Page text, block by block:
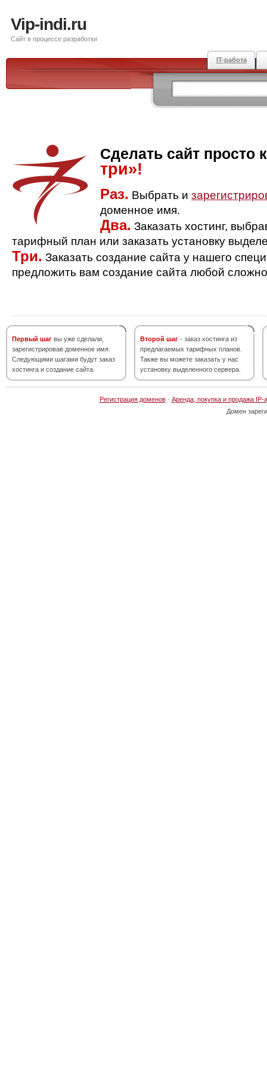
Vip-indi.ru
Сайт в процессе разработки
IT-работа
Сделать сайт просто
три»!
Раз. Выбрать и
доменное имя.
Два. Заказать хостинг,
тарифный план или заказать установку
Три. Заказать создание сайта у нашего
предложить вам создание сайта любой
Первый шаг вы уже сделали,
зарегистрировав доменное имя.
Следующими шагами будут заказ
хостинга и создание сайта.
Второй шаг - заказ хостинга из
предлагаемых тарифных планов.
Также вы можете заказать у нас
установку выделенного сервера.
Регистрация доменов· Аренда, покупка и продажа IP-
Домен